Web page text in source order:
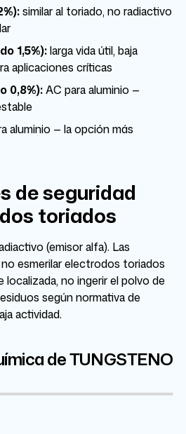
similar al toriado, no radiactivo
1,5%):larga vida útil, baja
aplicaciones críticas
0,8%):AC para aluminio —
aluminio — la opción más
de seguridad
toriados
(emisor alfa). Las
esmerilar electrodos toriados
localizada, no ingerir el polvo de
según normativa de
actividad.
de TUNGSTENO